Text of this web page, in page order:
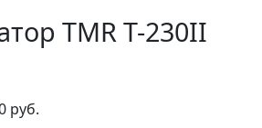
TMR Т-230II
руб.